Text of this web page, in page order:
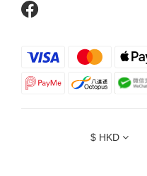
$ HKD